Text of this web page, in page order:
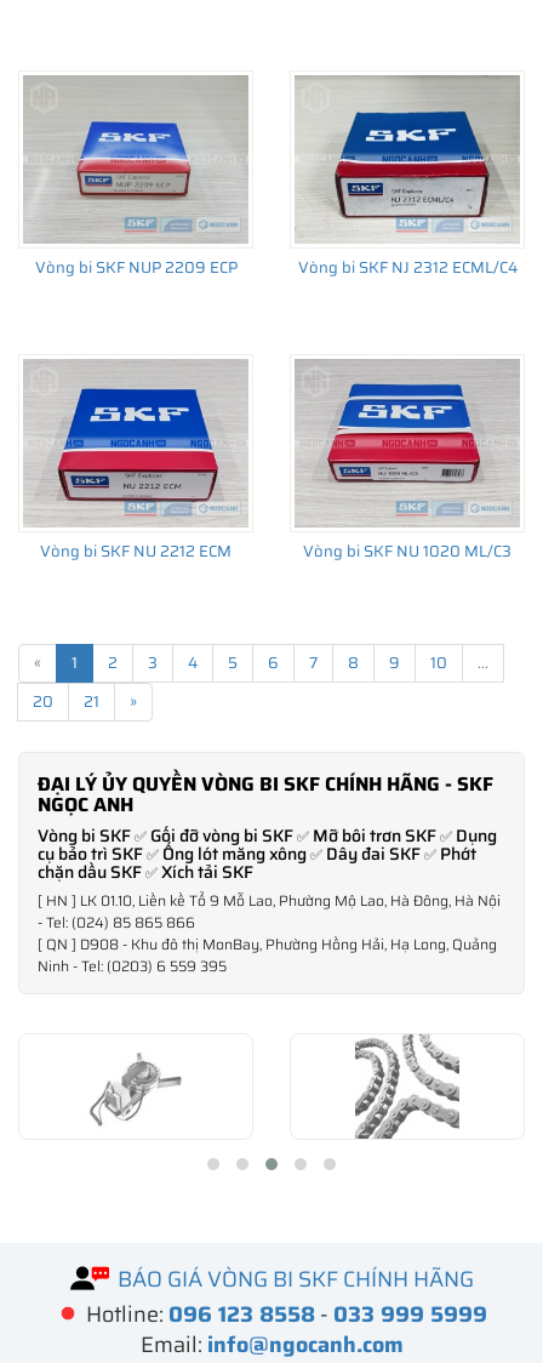
Vòng bi SKF NUP 2209 ECP Vòng bi SKF NJ 2312 ECML/C4
Vòng bi SKF NU 2212 ECM Vòng bi SKF NU 1020 ML/C3
« 1 2 3 4 5 6 7 8 9 10
...
20
21 »
ĐẠI LÝ ỦY QUYỀN VÒNG BI SKF CHÍNH HÃNG - SKF
NGỌC ANH
Vòng bi SKF✅ Gối đỡ vòng bi SKF✅ Mỡ bôi trơn SKF✅ Dụng
cụ bảo trì SKF✅ Ống lót măng xông✅ Dây đai SKF✅ Phớt
chặn dầu SKF✅Xích tải SKF
[ HN ] LK 01.10, Liền kề Tổ 9 Mỗ Lao, Phường Mộ Lao, Hà Đông, Hà Nội
- Tel: (024) 85 865 866
[ QN ] D908 - Khu đô thị MonBay, Phường Hồng Hải, Hạ Long, Quảng
Ninh - Tel: (0203) 6 559 395
BÁO GIÁ VÒNG BI SKF CHÍNH HÃNG
Hotline: 096 123 8558- 033 999 5999
Email: info@ngocanh.com